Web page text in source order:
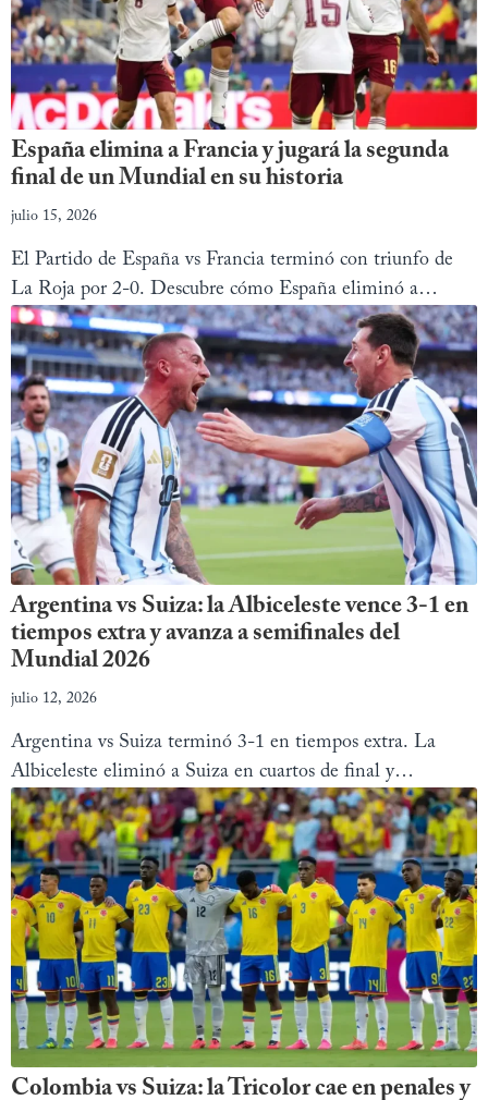
España elimina a Francia y jugará la segunda
final de un Mundial en su historia
julio 15, 2026
El Partido de España vs Francia terminó con triunfo de
La Roja por 2-0. Descubre cómo España eliminó a
Francia y avanzó a la final del Mundial 2026.
Argentina vs Suiza: la Albiceleste vence 3-1 en
tiempos extra y avanza a semifinales del
Mundial 2026
julio 12, 2026
Argentina vs Suiza terminó 3-1 en tiempos extra. La
Albiceleste eliminó a Suiza en cuartos de final y
enfrentará a Inglaterra en semifinales.
Colombia vs Suiza: la Tricolor cae en penales y